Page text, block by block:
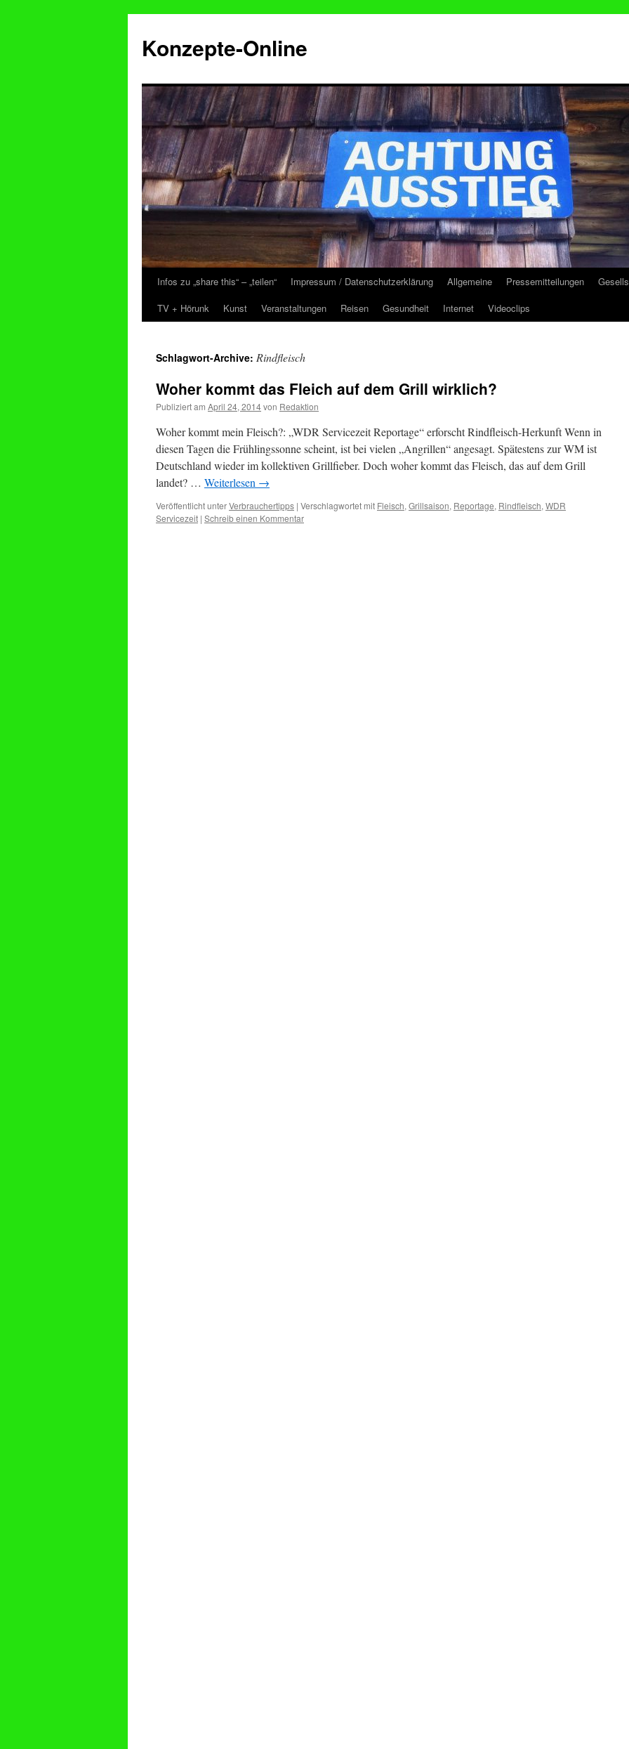
Konzepte-Online
Zum
Inhalt
Infos zu „share this“ – „teilen“ Impressum / Datenschutzerklärung Allgemeine Pressemitteilungen
TV + Hörunk
Kunst Veranstaltungen Reisen Gesundheit Internet Videoclips
Schlagwort-Archive: Rindfleisch
Woher kommt das Fleich auf dem Grill wirklich?
Publiziert am April 24, 2014von Redaktion
Woher kommt mein Fleisch?: „WDR Servicezeit Reportage“ erforscht Rindfleisch-Herkunft Wenn in
diesen Tagen die Frühlingssonne scheint, ist bei vielen „Angrillen“ angesagt. Spätestens zur WM ist
Deutschland wieder im kollektiven Grillfieber. Doch woher kommt das Fleisch, das auf dem Grill
landet? … Weiterlesen →
Veröffentlicht unterVerbrauchertipps | Verschlagwortet mit Fleisch, Grillsaison, Reportage, Rindfleisch, WDR
Servicezeit | Schreib einen Kommentar